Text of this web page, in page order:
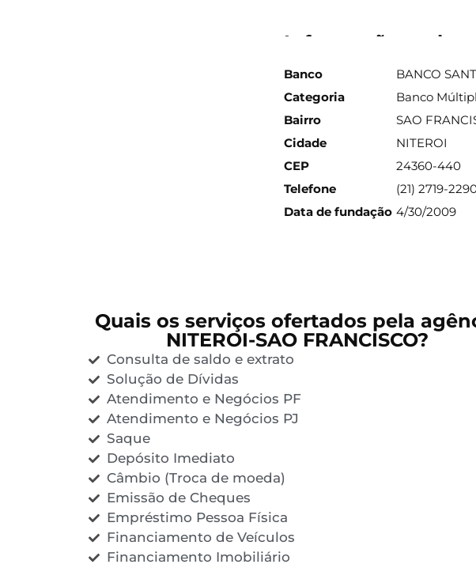
Informações sobre
Banco
BANCO
Categoria
Banco
Bairro
SAO
Cidade
NITEROI
CEP
24360-440
Telefone
(21) 2719-
Data de fundação 4/30/2009
Quais os serviços ofertados pela
NITEROI-SAO FRANCISCO?
Consulta de saldo e extrato
Solução de Dívidas
Atendimento e Negócios PF
Atendimento e Negócios PJ
Saque
Depósito Imediato
Câmbio (Troca de moeda)
Emissão de Cheques
Empréstimo Pessoa Física
Financiamento de Veículos
Financiamento Imobiliário